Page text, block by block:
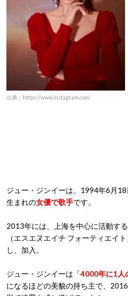
出典：https://www.instagram.com/
ジュー・ジンイーは、1994年6月
生まれの女優で歌手です。
2013年には、上海を中心に活動す
（エスエヌエイチ フォーティエイ
し、加入。
ジュー・ジンイーは「4000年に1人
になるほどの美貌の持ち主で、